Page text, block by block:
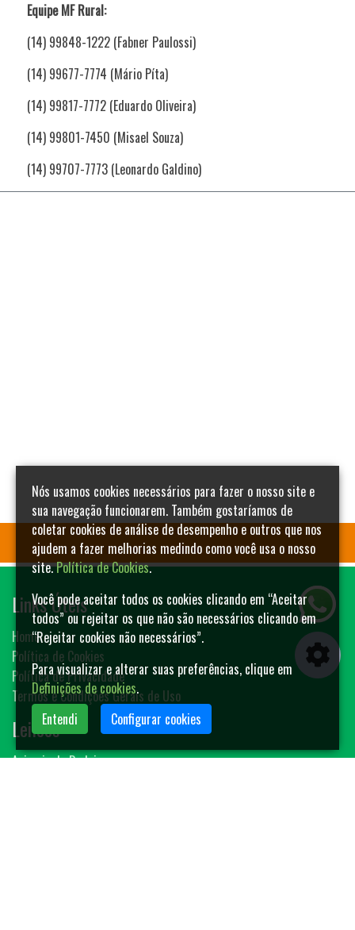
Equipe MF Rural:
(14) 99848-1222 (Fabner Paulossi)
(14) 99677-7774 (Mário Píta)
(14) 99817-7772 (Eduardo Oliveira)
(14) 99801-7450 (Misael Souza)
(14) 99707-7773 (Leonardo Galdino)
Links Úteis
Home
Política de Cookies
Política de Privacidade
Termos e Condições Gerais de Uso
Leilões
Animais de Rodeio
Nós usamos cookies necessários para fazer o nosso site e
sua navegação funcionarem. Também gostaríamos de
coletar cookies de análise de desempenho e outros que nos
ajudem a fazer melhorias medindo como você usa o nosso
site.Política de Cookies.
Você pode aceitar todos os cookies clicando em “Aceitar
todos” ou rejeitar os que não são necessários clicando em
“Rejeitar cookies não necessários”.
Para visualizar e alterar suas preferências, clique em
Definições de cookies.
Entendi
Configurar cookies